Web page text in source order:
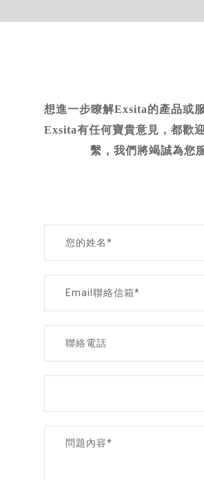
想進一步瞭解Exsita的產品或
Exsita有任何寶貴意見，都歡
繫，我們將竭誠為您